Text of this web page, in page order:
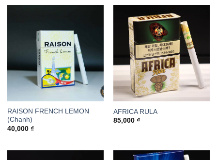
RAISON FRENCH LEMON
(Chanh)
40,000 ₫
AFRICA RULA
85,000 ₫